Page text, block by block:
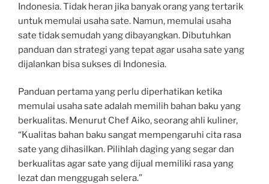
Indonesia. Tidak heran jika banyak orang yang tertarik
untuk memulai usaha sate. Namun, memulai usaha
sate tidak semudah yang dibayangkan. Dibutuhkan
panduan dan strategi yang tepat agar usaha sate yang
dijalankan bisa sukses di Indonesia.
Panduan pertama yang perlu diperhatikan ketika
memulai usaha sate adalah memilih bahan baku yang
berkualitas. Menurut Chef Aiko, seorang ahli kuliner,
“Kualitas bahan baku sangat mempengaruhi cita rasa
sate yang dihasilkan. Pilihlah daging yang segar dan
berkualitas agar sate yang dijual memiliki rasa yang
lezat dan menggugah selera.”